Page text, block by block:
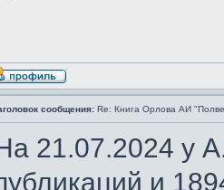
сообщения: Re: Книга Орлова АИ
21.07.2024 у
и